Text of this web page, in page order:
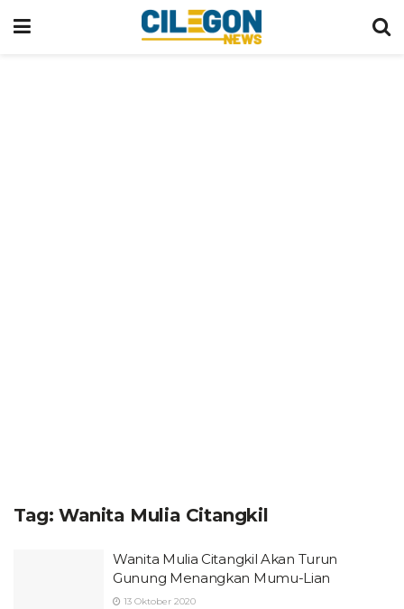
Tag: Wanita Mulia Citangkil
Wanita Mulia Citangkil Akan Turun
Gunung Menangkan Mumu-Lian
13 Oktober 2020